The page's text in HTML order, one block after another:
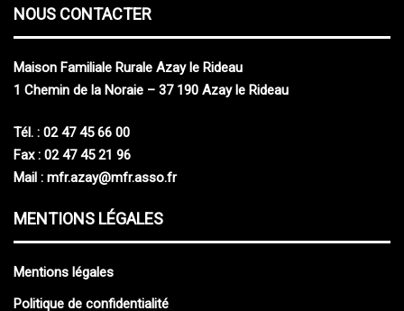
NOUS CONTACTER
Maison Familiale Rurale Azay le Rideau
1 Chemin de la Noraie – 37 190 Azay le Rideau
Tél. : 02 47 45 66 00
Fax : 02 47 45 21 96
Mail : mfr.azay@mfr.asso.fr
MENTIONS LÉGALES
Mentions légales
Politique de confidentialité